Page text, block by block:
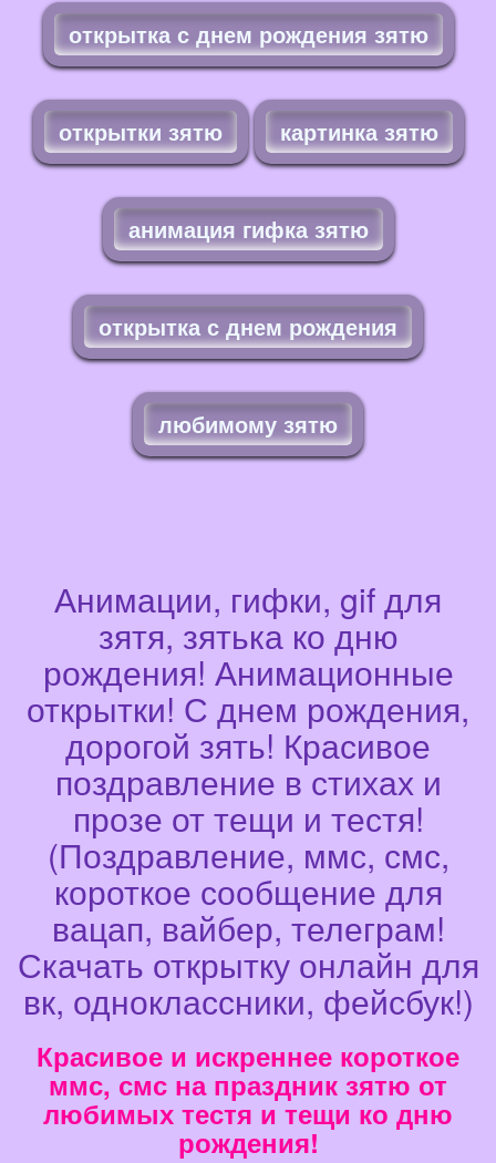
открытка с днем рождения зятю
открытки зятю картинка зятю
анимация гифка зятю
открытка с днем рождения
любимому зятю
Анимации, гифки, gif для
зятя, зятька ко дню
рождения! Анимационные
открытки! С днем рождения,
дорогой зять! Красивое
поздравление в стихах и
прозе от тещи и тестя!
(Поздравление, ммс, смс,
короткое сообщение для
вацап, вайбер, телеграм!
Скачать открытку онлайн для
вк, одноклассники, фейсбук!)
Красивое и искреннее короткое
ммс, смс на праздник зятю от
любимых тестя и тещи ко дню
рождения!